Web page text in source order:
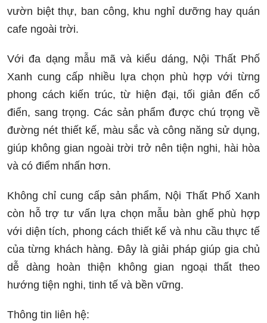
vườn biệt thự, ban công, khu nghỉ dưỡng hay quán
cafe ngoài trời.
Với đa dạng mẫu mã và kiểu dáng, Nội Thất Phố
Xanh cung cấp nhiều lựa chọn phù hợp với từng
phong cách kiến trúc, từ hiện đại, tối giản đến cổ
điển, sang trọng. Các sản phẩm được chú trọng về
đường nét thiết kế, màu sắc và công năng sử dụng,
giúp không gian ngoài trời trở nên tiện nghi, hài hòa
và có điểm nhấn hơn.
Không chỉ cung cấp sản phẩm, Nội Thất Phố Xanh
còn hỗ trợ tư vấn lựa chọn mẫu bàn ghế phù hợp
với diện tích, phong cách thiết kế và nhu cầu thực tế
của từng khách hàng. Đây là giải pháp giúp gia chủ
dễ dàng hoàn thiện không gian ngoại thất theo
hướng tiện nghi, tinh tế và bền vững.
Thông tin liên hệ: